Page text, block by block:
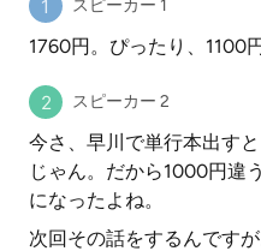
スピーカー 1
1760円。ぴったり、1100円
スピーカー 2
今さ、早川で単行本出す
じゃん。だから1000円違
になったよね。
次回その話をするんですが